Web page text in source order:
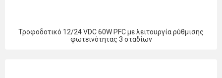
Τροφοδοτικό 12/24 VDC 60W PFC με λειτουργία ρύθμισης
φωτεινότητας 3 σταδίων